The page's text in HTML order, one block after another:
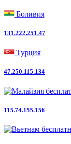
Боливия
131.222.251.47
Турция
47.250.115.134
115.74.155.156